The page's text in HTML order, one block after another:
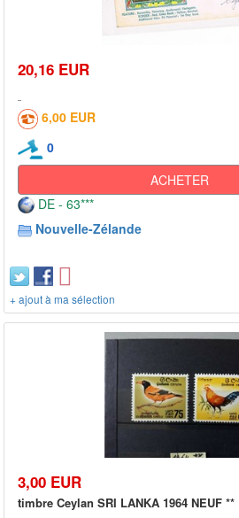
20,16 EUR
6,00 EUR
0
ACHETER
DE - 63***
Nouvelle-Zélande
+ ajout à ma sélection
3,00 EUR
timbre Ceylan SRI LANKA 1964 NEUF **